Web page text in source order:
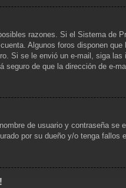
razones. Si el Sistema de
Algunos foros disponen
Si se le envió un e-mail, siga
de que la dirección de e-
de usuario y contraseña
por su dueño y/o tenga fallos